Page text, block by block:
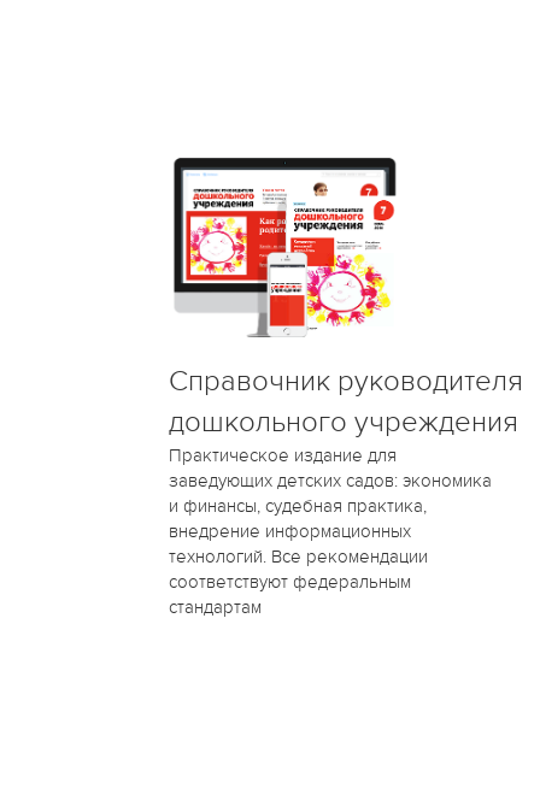
Справочник руководителя
дошкольного учреждения
Практическое издание для
заведующих детских садов: экономика
и финансы, судебная практика,
внедрение информационных
технологий. Все рекомендации
соответствуют федеральным
стандартам